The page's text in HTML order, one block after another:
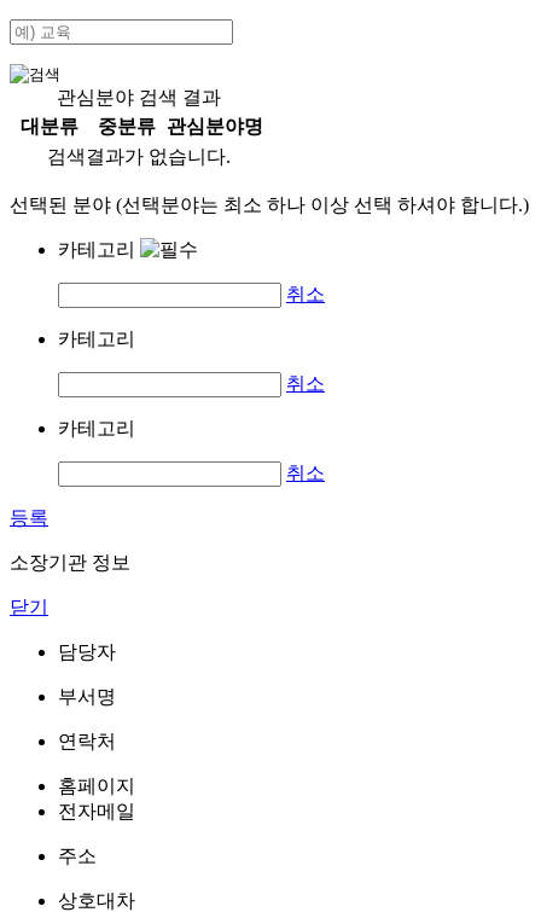
관심분야 검색 결과
대분류
중분류
관심분야명
검색결과가 없습니다.
선택된 분야 (선택분야는 최소 하나 이상 선택 하셔야 합니다.)
카테고리
취소
카테고리
취소
카테고리
취소
등록
소장기관 정보
닫기
담당자
부서명
연락처
홈페이지
전자메일
주소
상호대차